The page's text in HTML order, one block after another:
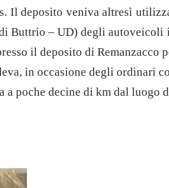
deposito veniva altresì
Buttrio – UD) degli
il deposito di Remanzacco
in occasione degli
poche decine di km dal luogo